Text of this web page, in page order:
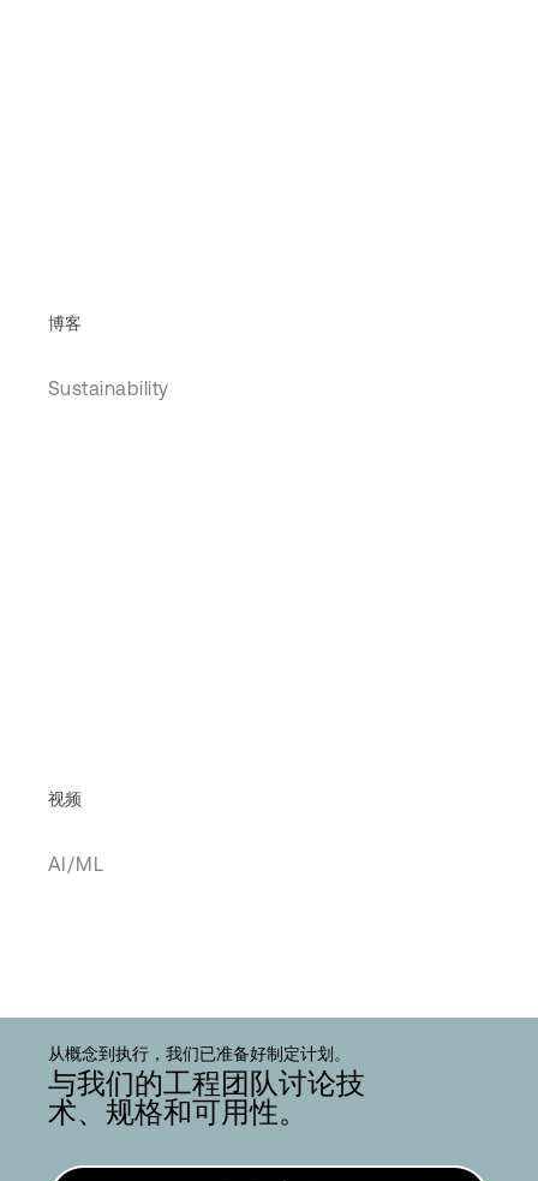
博客
Sustainability
视频
AI/ML
从概念到执行，我们已准备好制定计划。
与我们的工程团队讨论技
术、规格和可用性。